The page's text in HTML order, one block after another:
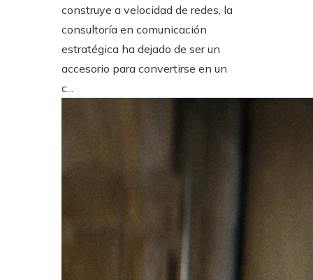
construye a velocidad de redes, la
consultoría en comunicación
estratégica ha dejado de ser un
accesorio para convertirse en un
c...